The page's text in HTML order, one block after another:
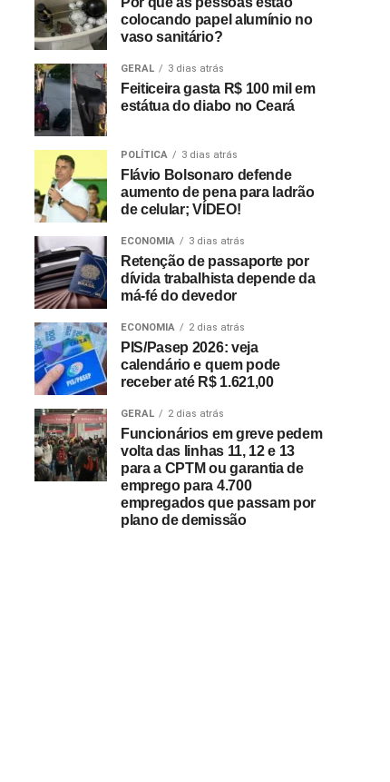
colocando papel alumínio no
vaso sanitário?
GERAL 3 dias atrás
Feiticeira gasta R$ 100 mil em
estátua do diabo no Ceará
POLÍTICA 3 dias atrás
Flávio Bolsonaro defende
aumento de pena para ladrão
de celular; VÍDEO!
ECONOMIA 3 dias atrás
Retenção de passaporte por
dívida trabalhista depende da
má-fé do devedor
ECONOMIA 2 dias atrás
PIS/Pasep 2026: veja
calendário e quem pode
receber até R$ 1.621,00
GERAL 2 dias atrás
Funcionários em greve pedem
volta das linhas 11, 12 e 13
para a CPTM ou garantia de
emprego para 4.700
empregados que passam por
plano de demissão